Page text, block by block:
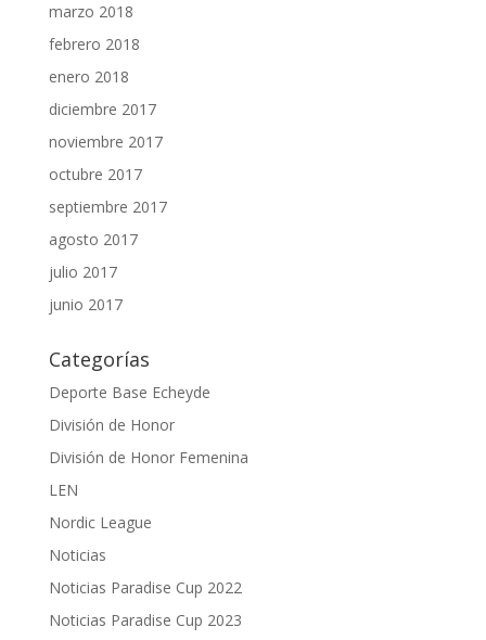
marzo 2018
febrero 2018
enero 2018
diciembre 2017
noviembre 2017
octubre 2017
septiembre 2017
agosto 2017
julio 2017
junio 2017
Categorías
Deporte Base Echeyde
División de Honor
División de Honor Femenina
LEN
Nordic League
Noticias
Noticias Paradise Cup 2022
Noticias Paradise Cup 2023